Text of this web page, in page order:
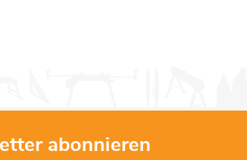
abonnieren